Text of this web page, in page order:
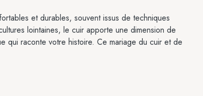
et durables, souvent issus de techniques
lointaines, le cuir apporte une dimension de
qui raconte votre histoire. Ce mariage du cuir et de